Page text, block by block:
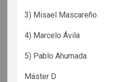
3) Misael Mascareño
4) Marcelo Ávila
5) Pablo Ahumada.
Máster D